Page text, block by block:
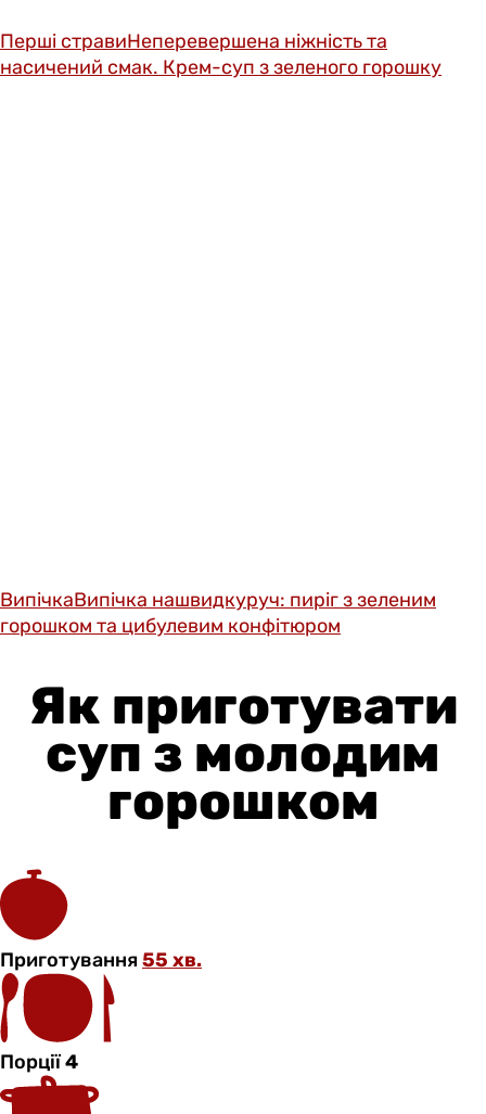
Перші стравиНеперевершена ніжність та
насичений смак. Крем-суп з зеленого горошку
ВипічкаВипічка нашвидкуруч: пиріг з зеленим
горошком та цибулевим конфітюром
Як приготувати
суп з молодим
горошком
Приготування55 хв.
Порції4